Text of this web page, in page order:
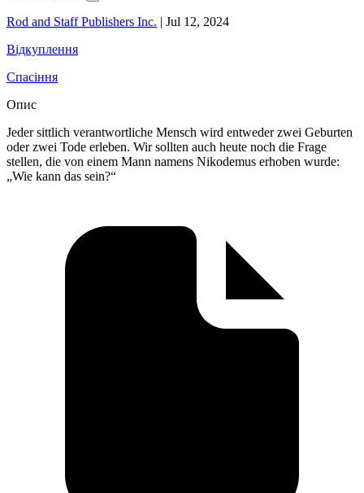
Rod and Staff Publishers Inc. | Jul 12, 2024
Відкуплення
Спасіння
Опис
Jeder sittlich verantwortliche Mensch wird entweder zwei Geburten
oder zwei Tode erleben. Wir sollten auch heute noch die Frage
stellen, die von einem Mann namens Nikodemus erhoben wurde:
„Wie kann das sein?“